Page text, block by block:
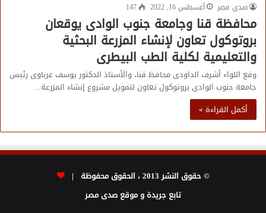
صدى مصر
أغسطس 16, 2022 147
محافظة قنا وجامعة جنوب الوادى يوقعان
بروتوكول تعاون لإنشاء المزرعة البحثية
والتعليمية لكلية الطب البيطرى
وقع اللواء أشرف الداودى محافظ قنا، والأستاذ الدكتور يوسف غرباوى رئيس
جامعة جنوب الوادى بروتوكول تعاون لتمويل مشروع إنشاء المزرعة…
أكمل القراءة »
© حقوق النشر 2013 ، الحقوق محفوظة |
تابع جريدة و موقع صدى مصر